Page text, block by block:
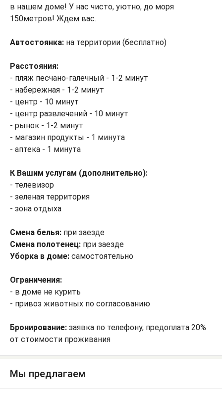
в нашем доме! У нас чисто, уютно, до моря
150метров! Ждем вас.
Автостоянка: на территории (бесплатно)
Расстояния:
- пляж песчано-галечный - 1-2 минут
- набережная - 1-2 минут
- центр - 10 минут
- центр развлечений - 10 минут
- рынок - 1-2 минут
- магазин продукты - 1 минута
- аптека - 1 минута
К Вашим услугам (дополнительно):
- телевизор
- зеленая территория
- зона отдыха
Смена белья: при заезде
Смена полотенец: при заезде
Уборка в доме: самостоятельно
Ограничения:
- в доме не курить
- привоз животных по согласованию
Бронирование: заявка по телефону, предоплата 20%
от стоимости проживания
Мы предлагаем